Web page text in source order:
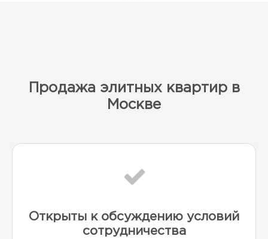
Продажа элитных квартир в
Москве
Открыты к обсуждению условий
сотрудничества